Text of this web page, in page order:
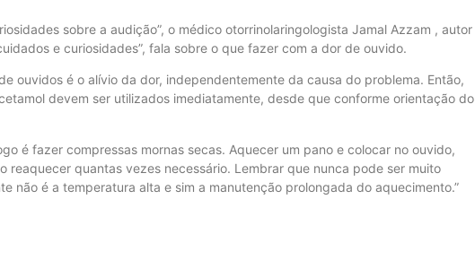
sobre a audição”, o médico otorrinolaringologista Jamal Azzam , autor
e curiosidades”, fala sobre o que fazer com a dor de ouvido.
ouvidos é o alívio da dor, independentemente da causa do problema. Então,
devem ser utilizados imediatamente, desde que conforme orientação do
é fazer compressas mornas secas. Aquecer um pano e colocar no ouvido,
reaquecer quantas vezes necessário. Lembrar que nunca pode ser muito
não é a temperatura alta e sim a manutenção prolongada do aquecimento.”